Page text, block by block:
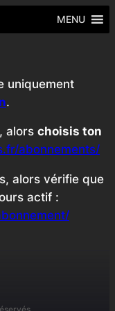
MENU
uniquement
.
alors choisis ton
abonnements/
alors vérifie que
actif :